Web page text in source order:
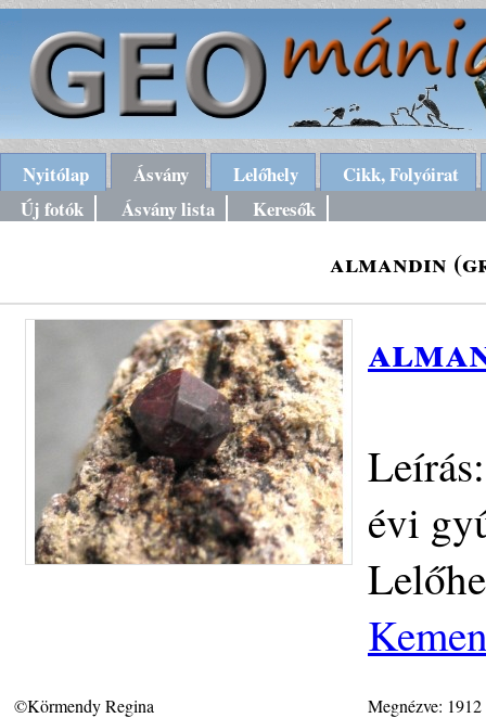
Nyitólap Ásvány Lelőhely
Cikk, Folyóirat
Új fotók
Ásvány lista Keresők
almandin
évi
©Körmendy Regina Megnézve: